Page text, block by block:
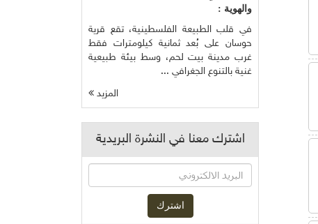
والهوية :
في قلب الطبيعة الفلسطينية، تقع قرية
حوسان على بُعد ثمانية كيلومترات فقط
غرب مدينة بيت لحم، وسط بيئة طبيعية
غنية بالتنوع الجغرافي ...
المزيد
اشترك معنا في النشرة البريدية